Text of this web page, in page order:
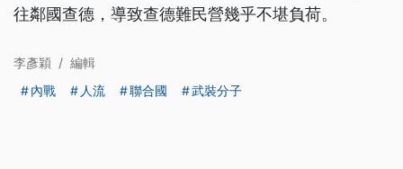
往鄰國查德，導致查德難民營幾乎不堪負荷。
李彥穎 / 編輯
內戰
人流 聯合國 武裝分子